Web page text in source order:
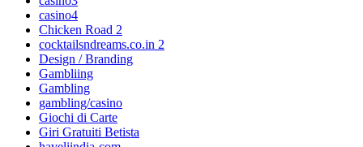
casino4
Chicken Road 2
cocktailsndreams.co.in 2
Design / Branding
Gambliing
Gambling
gambling/casino
Giochi di Carte
Giri Gratuiti Betista